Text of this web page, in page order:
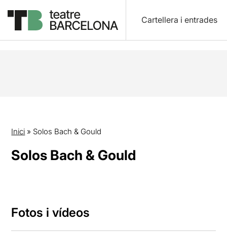
Cartellera i entrades
Inici » Solos Bach & Gould
Solos Bach & Gould
Fotos i vídeos